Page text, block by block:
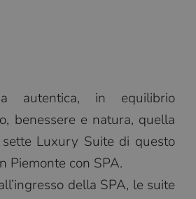
autentica, in equilibrio
benessere e natura, quella
Luxury Suite di questo
Piemonte con SPA.
della SPA, le suite